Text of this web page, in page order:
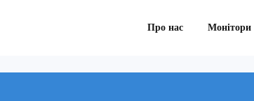
Про нас Монітори